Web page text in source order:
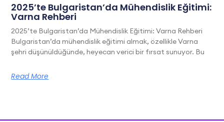
2025’te Bulgaristan’da Mühendislik Eğitimi:
Varna Rehberi
2025’te Bulgaristan’da Mühendislik Eğitimi: Varna Rehberi
Bulgaristan’da mühendislik eğitimi almak, özellikle Varna
şehri düşünüldüğünde, heyecan verici bir fırsat sunuyor. Bu
Read More